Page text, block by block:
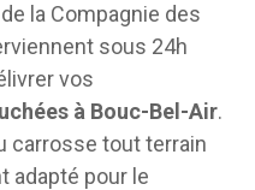
la Compagnie des
sous 24h
vos
à Bouc-Bel-Air.
carrosse tout terrain
adapté pour le